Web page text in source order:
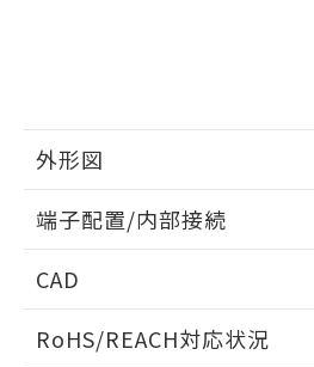
外形図
外形図
端子配置/内部接続
端子配置/内部接続
CAD
ドすることができます。
RoHS/REACH対応状況
※当社の共同利用者
用者の範囲」に記載
指します。
EU RoHS指令（10物質）
51物質の非含有証明書（当
るもので、過去に遡って非
ものではありません。
また、RoHS指令のフタ
荷製品に未対応品が混在す
欄に対応日を記載しており
既に当社にて対応品への